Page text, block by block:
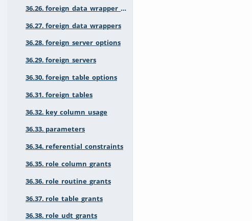
36.26. foreign_data_wrapper_options
36.27. foreign_data_wrappers
36.28. foreign_server_options
36.29. foreign_servers
36.30. foreign_table_options
36.31. foreign_tables
36.32. key_column_usage
36.33. parameters
36.34. referential_constraints
36.35. role_column_grants
36.36. role_routine_grants
36.37. role_table_grants
36.38. role_udt_grants